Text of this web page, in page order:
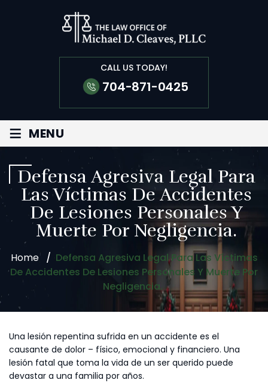
CALL US TODAY!
704-871-0425
≡ MENU
Defensa Agresiva Legal Para
Las Víctimas De Accidentes
De Lesiones Personales Y
Muerte Por Negligencia.
Home / Defensa Agresiva Legal Para Las Víctimas
De Accidentes De Lesiones Personales Y Muerte Por
Negligencia.
Una lesión repentina sufrida en un accidente es el
causante de dolor – físico, emocional y financiero. Una
lesión fatal que toma la vida de un ser querido puede
devastar a una familia por años.